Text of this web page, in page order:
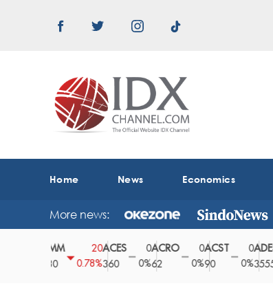
Home News Economics
More news:
0.78%
ACES
360
ACRO
62
ACST
90
ADES
35550